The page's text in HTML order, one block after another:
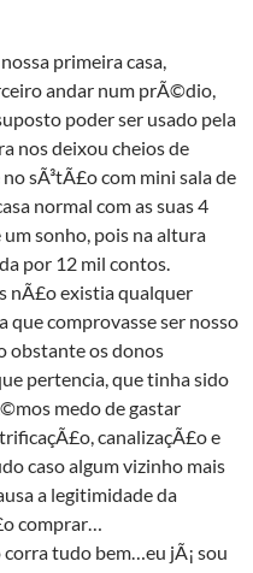
primeira casa,
andar num prÃ©dio,
poder ser usado pela
nos deixou cheios de
sÃ³tÃ£o com mini sala de
normal com as suas 4
sonho, pois na altura
por 12 mil contos.
nÃ£o existia qualquer
comprovasse ser nosso
obstante os donos
pertencia, que tinha sido
medo de gastar
canalizaçÃ£o e
caso algum vizinho mais
a legitimidade da
comprar…
tudo bem…eu jÃ¡ sou